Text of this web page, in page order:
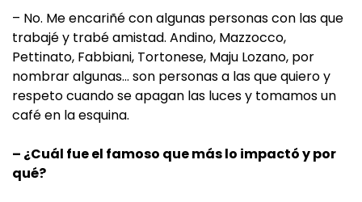
– No. Me encariñé con algunas personas con las que
trabajé y trabé amistad. Andino, Mazzocco,
Pettinato, Fabbiani, Tortonese, Maju Lozano, por
nombrar algunas… son personas a las que quiero y
respeto cuando se apagan las luces y tomamos un
café en la esquina.
– ¿Cuál fue el famoso que más lo impactó y por
qué?